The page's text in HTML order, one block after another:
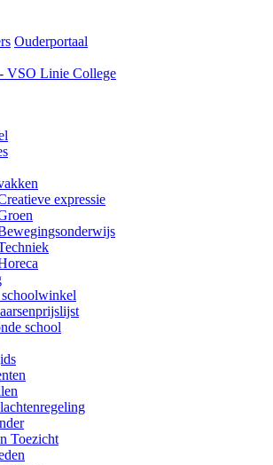
Ouderportaal
expressie
school
Toezicht